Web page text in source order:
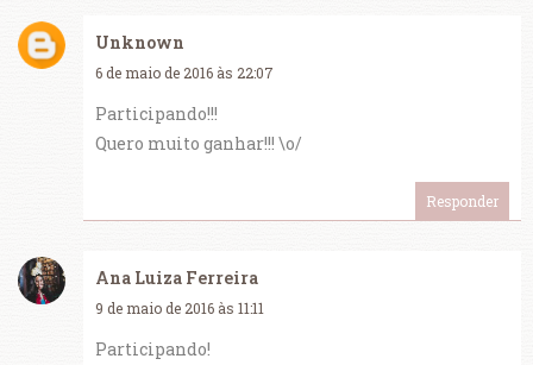
Unknown
6 de maio de 2016 às 22:07
Participando!!!
Quero muito ganhar!!! \o/
Responder
Ana Luiza Ferreira
9 de maio de 2016 às 11:11
Participando!